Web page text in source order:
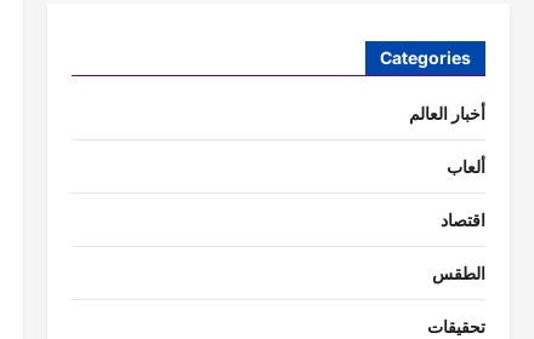
Categories
أخبار العالم
ألعاب
اقتصاد
الطقس
تحقيقات